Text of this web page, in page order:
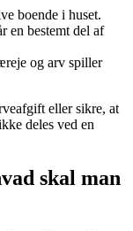
boende i huset.
en bestemt del af
og arv spiller
eller sikre, at
deles ved en
skal man